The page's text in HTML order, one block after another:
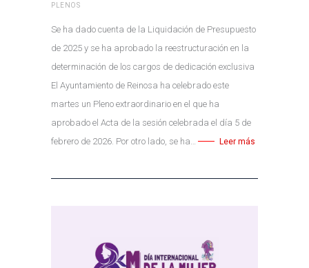
PLENOS
Se ha dado cuenta de la Liquidación de Presupuesto
de 2025 y se ha aprobado la reestructuración en la
determinación de los cargos de dedicación exclusiva
El Ayuntamiento de Reinosa ha celebrado este
martes un Pleno extraordinario en el que ha
aprobado el Acta de la sesión celebrada el día 5 de
febrero de 2026. Por otro lado, se ha…
Leer más